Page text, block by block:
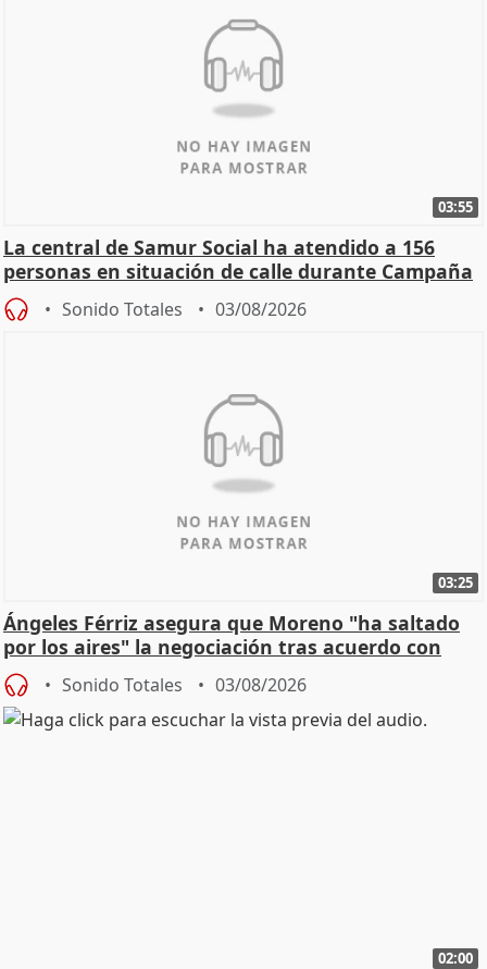
03:55
La central de Samur Social ha atendido a 156
personas en situación de calle durante Campaña
de Calor
Sonido Totales 03/08/2026
03:25
Ángeles Férriz asegura que Moreno "ha saltado
por los aires" la negociación tras acuerdo con
SMA
Sonido Totales 03/08/2026
02:00